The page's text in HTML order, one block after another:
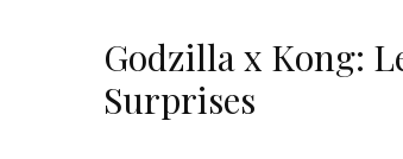
Godzilla x Kong:
Surprises